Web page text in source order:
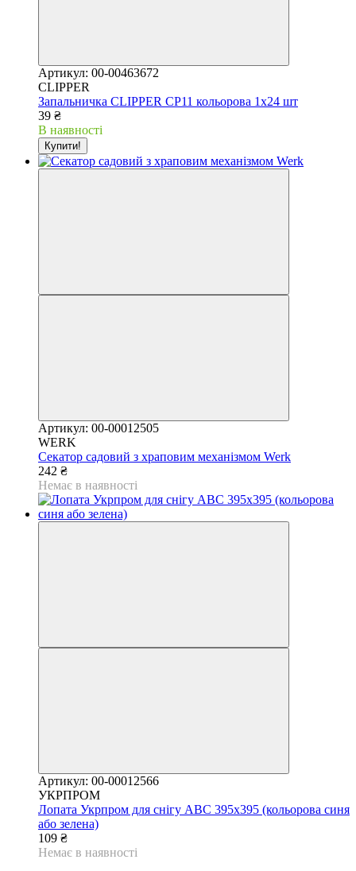
Артикул: 00-00463672
CLIPPER
Запальничка CLIPPER CP11 кольорова 1х24 шт
39 ₴
В наявності
Купити!
Артикул: 00-00012505
WERK
Секатор садовий з храповим механізмом Werk
242 ₴
Немає в наявності
Артикул: 00-00012566
УКРПРОМ
Лопата Укрпром для снігу АВС 395х395 (кольорова синя
або зелена)
109 ₴
Немає в наявності